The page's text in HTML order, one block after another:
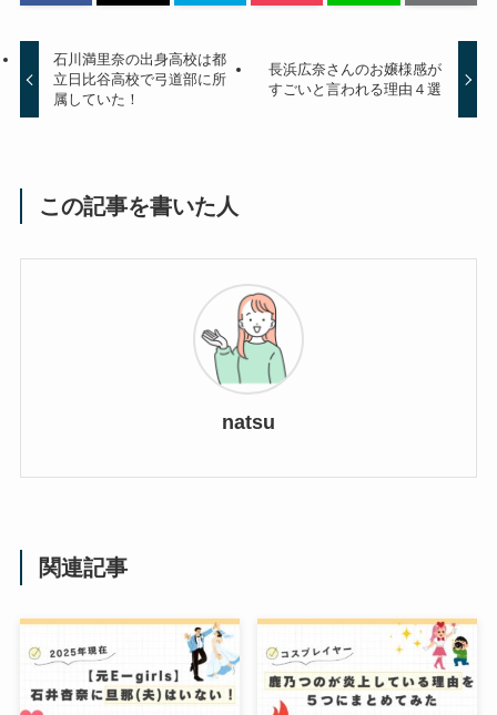
石川満里奈の出身高校は都
立日比谷高校で弓道部に所
属していた！
長浜広奈さんのお嬢様感が
すごいと言われる理由４選
この記事を書いた人
natsu
関連記事